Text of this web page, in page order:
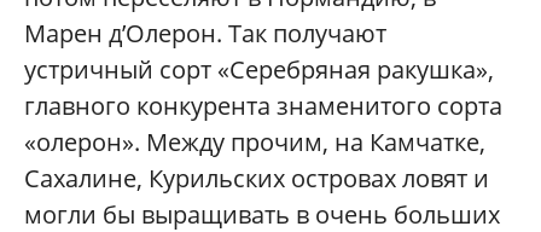
Марен д’Олерон. Так получают
устричный сорт «Серебряная ракушка»,
главного конкурента знаменитого сорта
«олерон». Между прочим, на Камчатке,
Сахалине, Курильских островах ловят и
могли бы выращивать в очень больших